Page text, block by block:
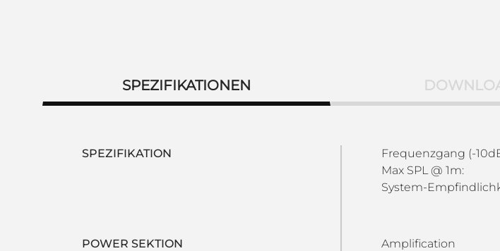
SPEZIFIKATIONEN
SPEZIFIKATION Frequenzgang (-
Max SPL @ 1m:
System-
POWER SEKTION Amplification